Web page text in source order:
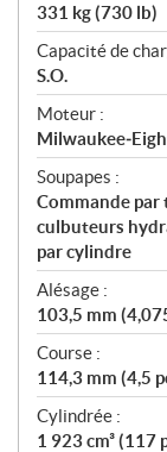
331 kg (730 lb)
Capacité de
S.O.
Moteur :
Soupapes :
Commande par
culbuteurs
par cylindre
Alésage :
103,5 mm
Course :
114,3 mm (4,5
Cylindrée :
1 923 cm³ (117